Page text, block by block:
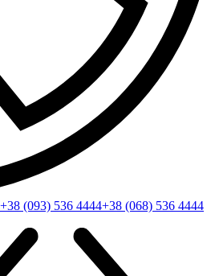
+38 (093) 536 4444+38 (068) 536 4444